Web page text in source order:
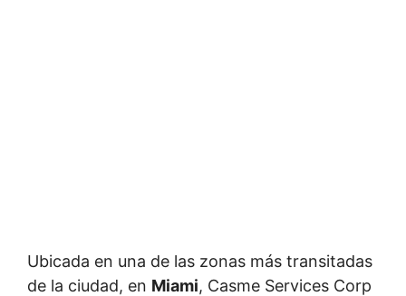
Ubicada en una de las zonas más transitadas
de la ciudad, en Miami, Casme Services Corp